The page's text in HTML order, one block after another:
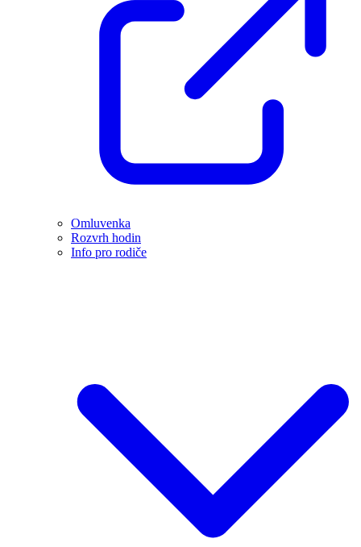
Omluvenka
Rozvrh hodin
Info pro rodiče